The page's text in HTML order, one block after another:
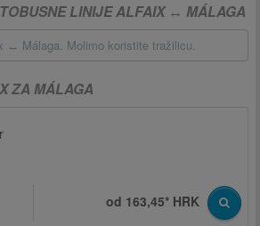
LINIJE ALFAIX ↔ MÁLAGA
↔ Málaga. Molimo koristite tražilicu.
ZA MÁLAGA
od 163,45* HRK